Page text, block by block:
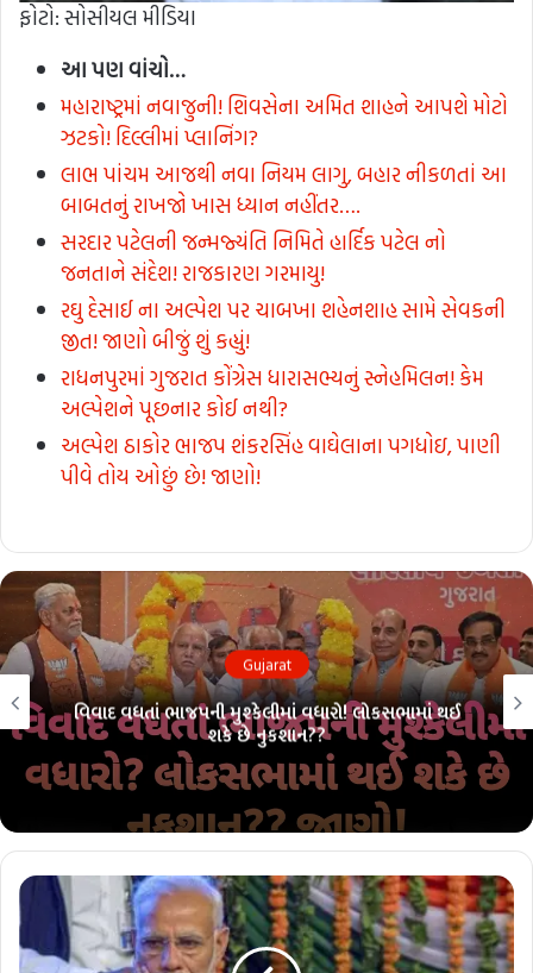
ફોટો: સોસીયલ મીડિયા
આ પણ વાંચો…
મહારાષ્ટ્રમાં નવાજુની! શિવસેના અમિત શાહને આપશે મોટો
ઝટકો! દિલ્લીમાં પ્લાનિંગ?
લાભ પાંચમ આજથી નવા નિયમ લાગુ, બહાર નીકળતાં આ
બાબતનું રાખજો ખાસ ધ્યાન નહીંતર….
સરદાર પટેલની જન્મજ્યંતિ નિમિતે હાર્દિક પટેલ નો
જનતાને સંદેશ! રાજકારણ ગરમાયુ!
રઘુ દેસાઈ ના અલ્પેશ પર ચાબખા શહેનશાહ સામે સેવકની
જીત! જાણો બીજું શું કહ્યું!
રાધનપુરમાં ગુજરાત કોંગ્રેસ ધારાસભ્યનું સ્નેહમિલન! કેમ
અલ્પેશને પૂછનાર કોઈ નથી?
અલ્પેશ ઠાકોર ભાજપ શંકરસિંહ વાઘેલાના પગધોઇ, પાણી
પીવે તોય ઓછું છે! જાણો!
Gujarat
વિવાદ વધતાં ભાજપની મુશ્કેલીમાં વધારો! લોકસભામાં થઈ
શકે છે નુકશાન??